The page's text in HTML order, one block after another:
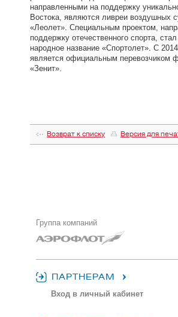
направленными на поддержку
Востока, являются ливреи воздушных
«Леолет». Специальным проектом,
поддержку отечественного спорта,
народное название «Спортолет». С
является официальным перевозчиком
«Зенит».
Возврат к списку Версия для
Группа компаний
ПАРТНЕРАМ
Вход в личный кабинет